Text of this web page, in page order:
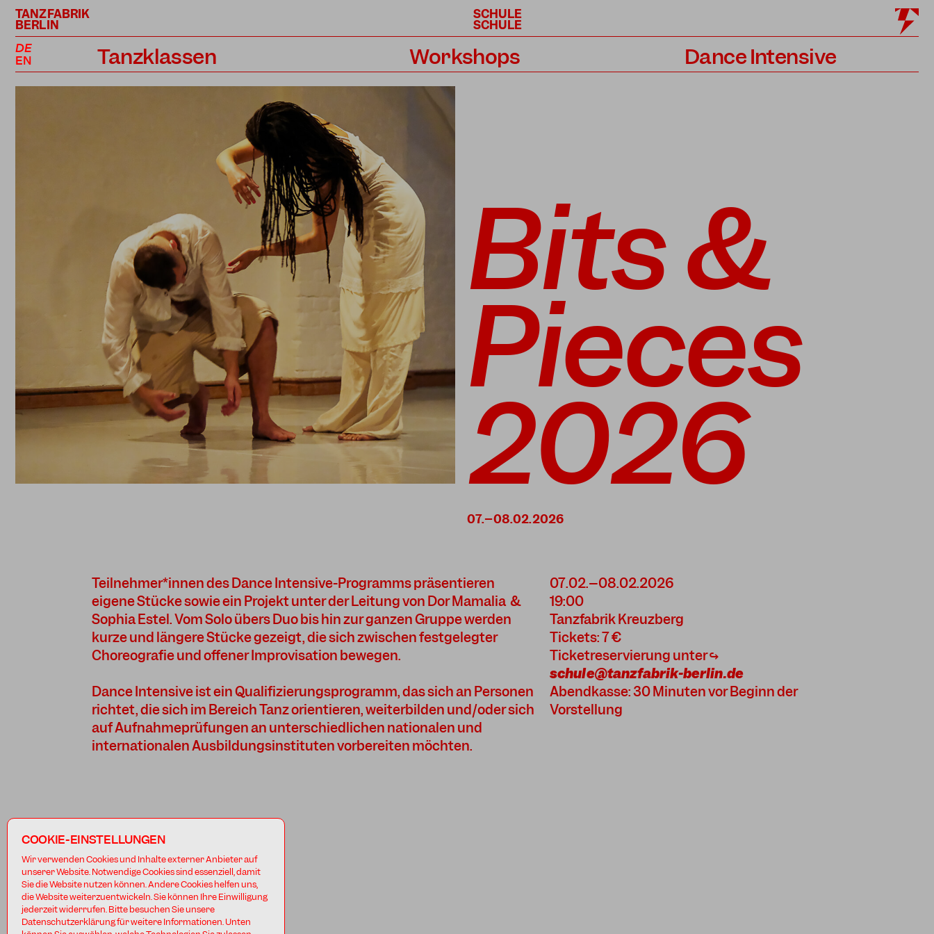
TANZFABRIK
BERLIN
SCHULE
SCHULE
DE
EN
Tanzklassen Workshops Dance Intensive
Bits &
Pieces
2026
Teilnehmer*innen des Dance Intensive-Programms präsentieren
eigene Stücke sowie ein Projekt unter der Leitung von Dor Mamalia &
Sophia Estel. Vom Solo übers Duo bis hin zur ganzen Gruppe werden
kurze und längere Stücke gezeigt, die sich zwischen festgelegter
Choreografie und offener Improvisation bewegen.
Dance Intensive ist ein Qualifizierungsprogramm, das sich an Personen
richtet, die sich im Bereich Tanz orientieren, weiterbilden und/oder sich
auf Aufnahmeprüfungen an unterschiedlichen nationalen und
internationalen Ausbildungsinstituten vorbereiten möchten.
07.02.–08.02.2026
19:00
Tanzfabrik Kreuzberg
Tickets: 7 €
Ticketreservierung unter ↪
schule@tanzfabrik-berlin.de
Abendkasse: 30 Minuten vor Beginn der
Vorstellung
COOKIE-EINSTELLUNGEN
Wir verwenden Cookies und Inhalte externer Anbieter auf
unserer Website. Notwendige Cookies sind essenziell, damit
Sie die Website nutzen können. Andere Cookies helfen uns,
die Website weiterzuentwickeln. Sie können Ihre Einwilligung
jederzeit widerrufen. Bitte besuchen Sie unsere
Datenschutzerklärung für weitere Informationen. Unten